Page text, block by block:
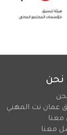
نحن
عمان نت المهني
معنا
معنا